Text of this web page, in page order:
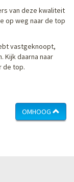
van deze kwaliteit
op weg naar de top
vastgeknoopt,
Kijk daarna naar
de top.
OMHOOG